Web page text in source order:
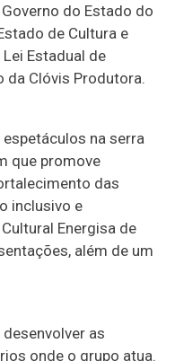
do Estado do
de Cultura e
Estadual de
da Clóvis Produtora.
na serra
que promove
das
inclusivo e
Energisa de
além de um
as
onde o grupo atua.